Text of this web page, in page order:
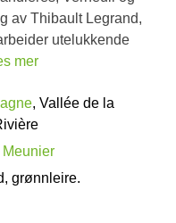
av Thibault Legrand,
utelukkende
mer
, Vallée de la
Meunier
grønnleire.